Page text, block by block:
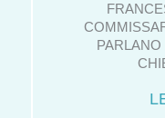
PARLANO